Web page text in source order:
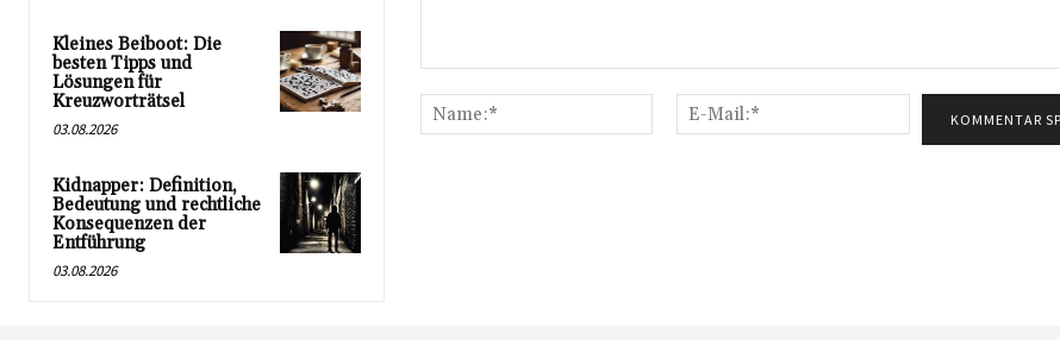
Kleines Beiboot: Die
besten Tipps und
Lösungen für
Kreuzworträtsel
03.08.2026
Kidnapper: Definition,
Bedeutung und rechtliche
Konsequenzen der
Entführung
03.08.2026
Name:*
Mail:*